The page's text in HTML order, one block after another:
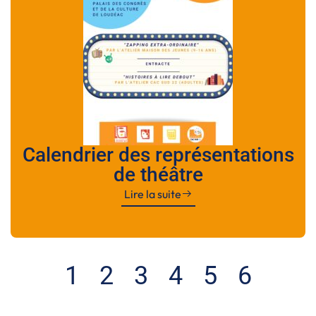
Calendrier des représentations
de théâtre
Lire la suite
1 2 3 4 5 6